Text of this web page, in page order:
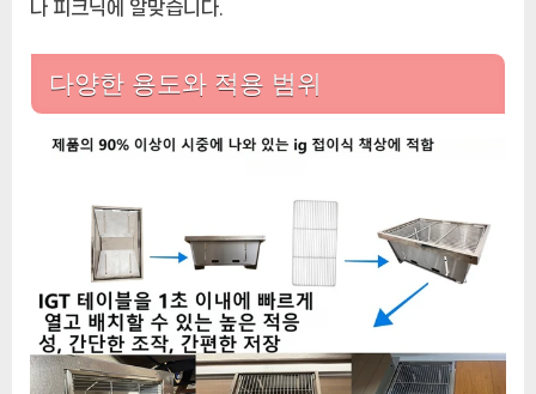
나 피크닉에 알맞습니다.
다양한 용도와 적용 범위